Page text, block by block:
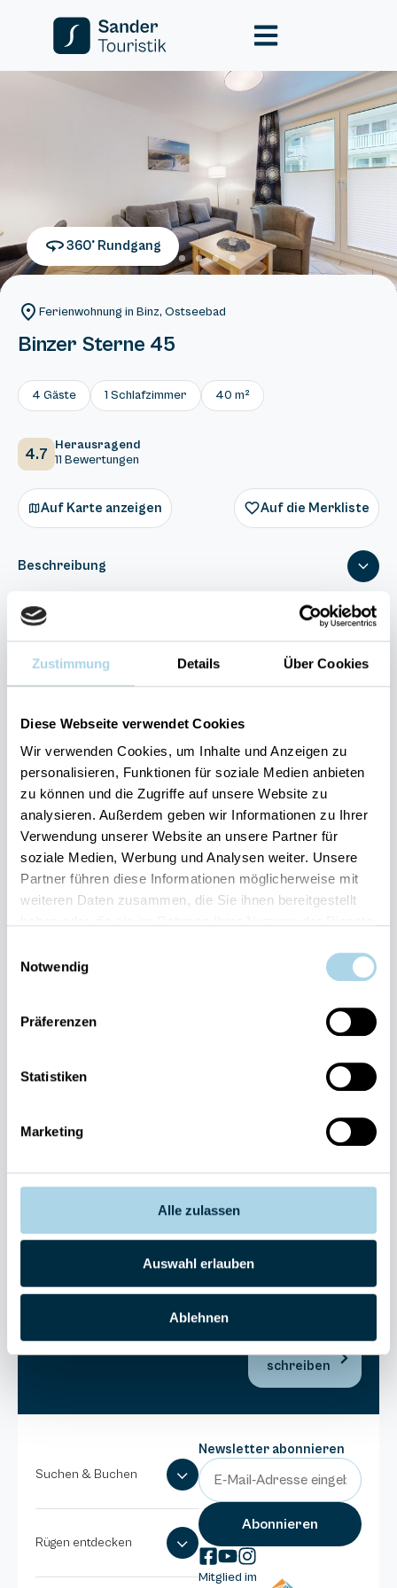
Zustimmung Details Über Cookies
Diese Webseite verwendet Cookies
Wir verwenden Cookies, um Inhalte und Anzeigen zu
personalisieren, Funktionen für soziale Medien anbieten
zu können und die Zugriffe auf unsere Website zu
analysieren. Außerdem geben wir Informationen zu Ihrer
Verwendung unserer Website an unsere Partner für
soziale Medien, Werbung und Analysen weiter. Unsere
Partner führen diese Informationen möglicherweise mit
weiteren Daten zusammen, die Sie ihnen bereitgestellt
Notwendig
Präferenzen
Statistiken
Marketing
Alle zulassen
Auswahl erlauben
Ablehnen
360° Rundgang
Ferienwohnung in Binz, Ostseebad
Binzer Sterne 45
4 Gäste 1 Schlafzimmer 40 m²
4.7
Herausragend
11 Bewertungen
Auf Karte anzeigen Auf die Merkliste
Beschreibung
Ausstattung
11 Bewertungen
Ihre Vorteile auf einen Blick:
Bestpreis-Garantie für Ihren Urlaub
Flexible An- und Abreise 24/7 möglich
Risikofrei bis 60 Tage vorher stornieren
Sofortige Buchungsbestätigung
Persönlicher Gästeservice vor Ort Transparente
Abwicklung & sichere Zahlung
Anlage
Sterne
schreiben
Suchen & Buchen
Rügen entdecken
Newsletter abonnieren
Mitglied im